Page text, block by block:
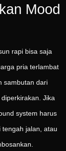
Mood
rapi bisa saja
pria terlambat
sambutan dari
Jika
system harus
jalan, atau